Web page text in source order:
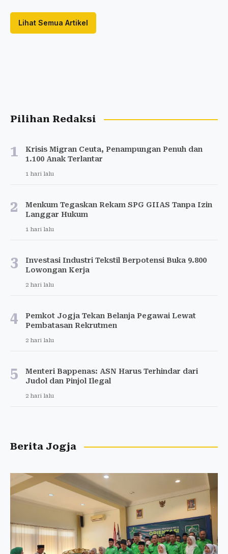
Lihat Semua Artikel
Pilihan Redaksi
1
Krisis Migran Ceuta, Penampungan Penuh dan
1.100 Anak Terlantar
1 hari lalu
2
Menkum Tegaskan Rekam SPG GIIAS Tanpa Izin
Langgar Hukum
1 hari lalu
3
Investasi Industri Tekstil Berpotensi Buka 9.800
Lowongan Kerja
2 hari lalu
4
Pemkot Jogja Tekan Belanja Pegawai Lewat
Pembatasan Rekrutmen
2 hari lalu
5
Menteri Bappenas: ASN Harus Terhindar dari
Judol dan Pinjol Ilegal
2 hari lalu
Berita Jogja